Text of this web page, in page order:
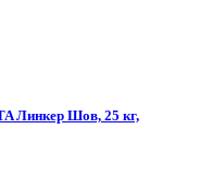
Линкер Шов, 25 кг,